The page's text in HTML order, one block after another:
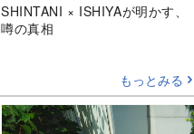
SHINTANI × ISHIYAが明かす、
噂の真相
もっとみる